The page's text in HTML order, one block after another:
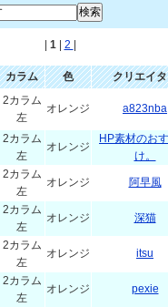
1 2
カラム 色 クリエイ
2カラム
左
オレンジ a823nba
2カラム
左
オレンジ
HP素材のお
け。
2カラム
左
オレンジ 阿早風
2カラム
左
オレンジ 深猫
2カラム
左
オレンジ itsu
2カラム
左
オレンジ pexie